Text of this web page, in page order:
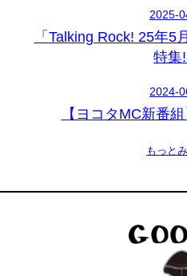
2025-
「Talking Rock! 25年5
特集
2024-
【ヨコタMC新番
もっと